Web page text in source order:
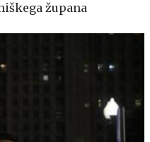
župana